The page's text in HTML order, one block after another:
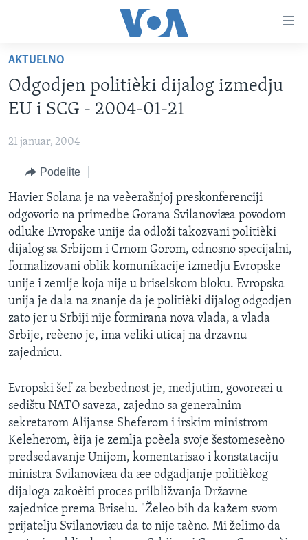
glavni
sadržaj
Idi
na
glavnu
navigaciju
pretragu
NASLOVNA
RUBRIKE
BALKAN
GLOBALNE TEME
EKONOMIJA
NAUKA I TEHNOLOGIJA
MEDICINA
KULTURA
DRUŠTVO
SPORT
INTERVJU
OTVORENI STUDIO
IZ AMERIKE
PRATITE NAS
Jezici
AKTUELNO
Odgodjen politièki dijalog izmedju
EU i SCG - 2004-01-21
21 januar, 2004
Podelite
Havier Solana je na veèerašnjoj preskonferenciji
odgovorio na primedbe Gorana Svilanoviæa povodom
odluke Evropske unije da odloži takozvani politièki
dijalog sa Srbijom i Crnom Gorom, odnosno specijalni,
formalizovani oblik komunikacije izmedju Evropske
unije i zemlje koja nije u briselskom bloku. Evropska
unija je dala na znanje da je politièki dijalog odgodjen
zato jer u Srbiji nije formirana nova vlada, a vlada
Srbije, reèeno je, ima veliki uticaj na drzavnu
zajednicu.
Evropski šef za bezbednost je, medjutim, govoreæi u
sedištu NATO saveza, zajedno sa generalnim
sekretarom Alijanse Sheferom i irskim ministrom
Keleherom, èija je zemlja poèela svoje šestomeseèno
predsedavanje Unijom, komentarisao i konstataciju
ministra Svilanoviæa da æe odgadjanje politièkog
dijaloga zakoèiti proces prilbližvanja Državne
zajednice prema Briselu. "Želeo bih da kažem svom
prijatelju Svilanoviæu da to nije taèno. Mi želimo da